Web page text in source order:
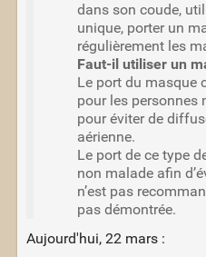
dans son coude,
unique, porter un
régulièrement les
Faut-il utiliser un
Le port du masque
pour les
pour éviter de
aérienne.
Le port de ce type
non malade afin
n’est pas
pas démontrée.
Aujourd'hui, 22 mars :